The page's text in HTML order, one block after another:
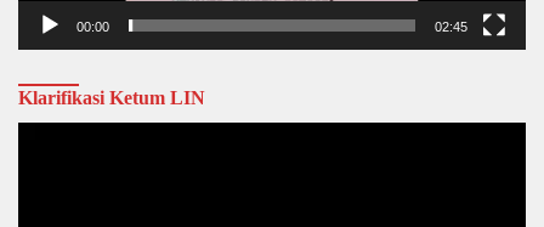
00:00 02:45
Klarifikasi Ketum LIN